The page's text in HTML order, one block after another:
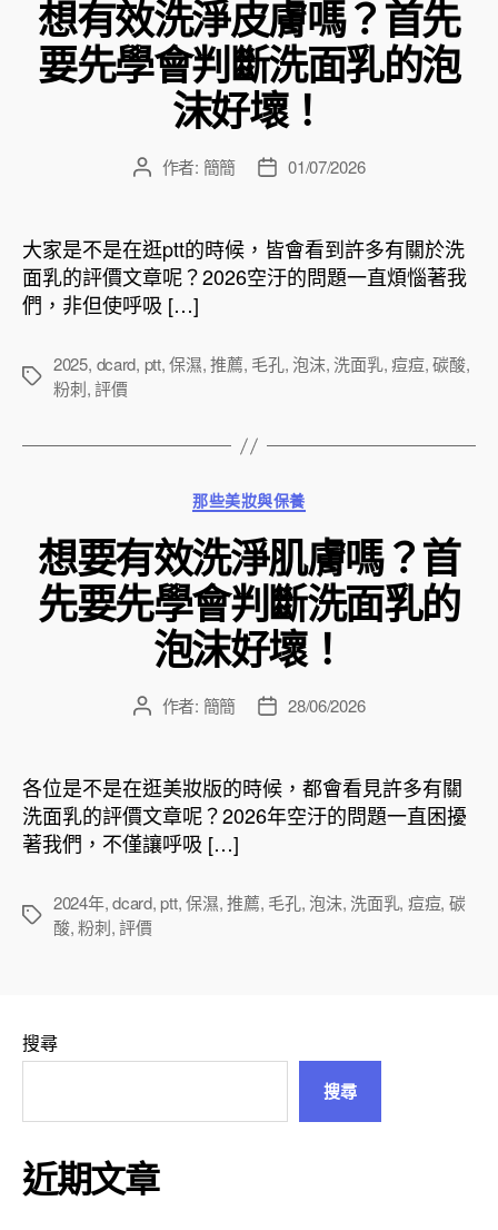
想有效洗淨皮膚嗎？首先
要先學會判斷洗面乳的泡
沫好壞！
文
者
作者: 簡簡
文
佈
日
期
01/07/2026
大家是不是在逛ptt的時候，皆會看到許多有關於洗
面乳的評價文章呢？2026空汙的問題一直煩惱著我
們，非但使呼吸 […]
標
2025, dcard, ptt,保濕,推薦, 毛孔,泡沫,洗面乳,痘痘,碳酸,
粉刺,評價
分
類
那些美妝與保養
想要有效洗淨肌膚嗎？首
先要先學會判斷洗面乳的
泡沫好壞！
文
者
作者: 簡簡
文
佈
日
期
28/06/2026
各位是不是在逛美妝版的時候，都會看見許多有關
洗面乳的評價文章呢？2026年空汙的問題一直困擾
著我們，不僅讓呼吸 […]
標
2024年,dcard,ptt,保濕,推薦, 毛孔,泡沫,洗面乳, 痘痘, 碳
酸,粉刺,評價
搜尋
搜尋
近期文章